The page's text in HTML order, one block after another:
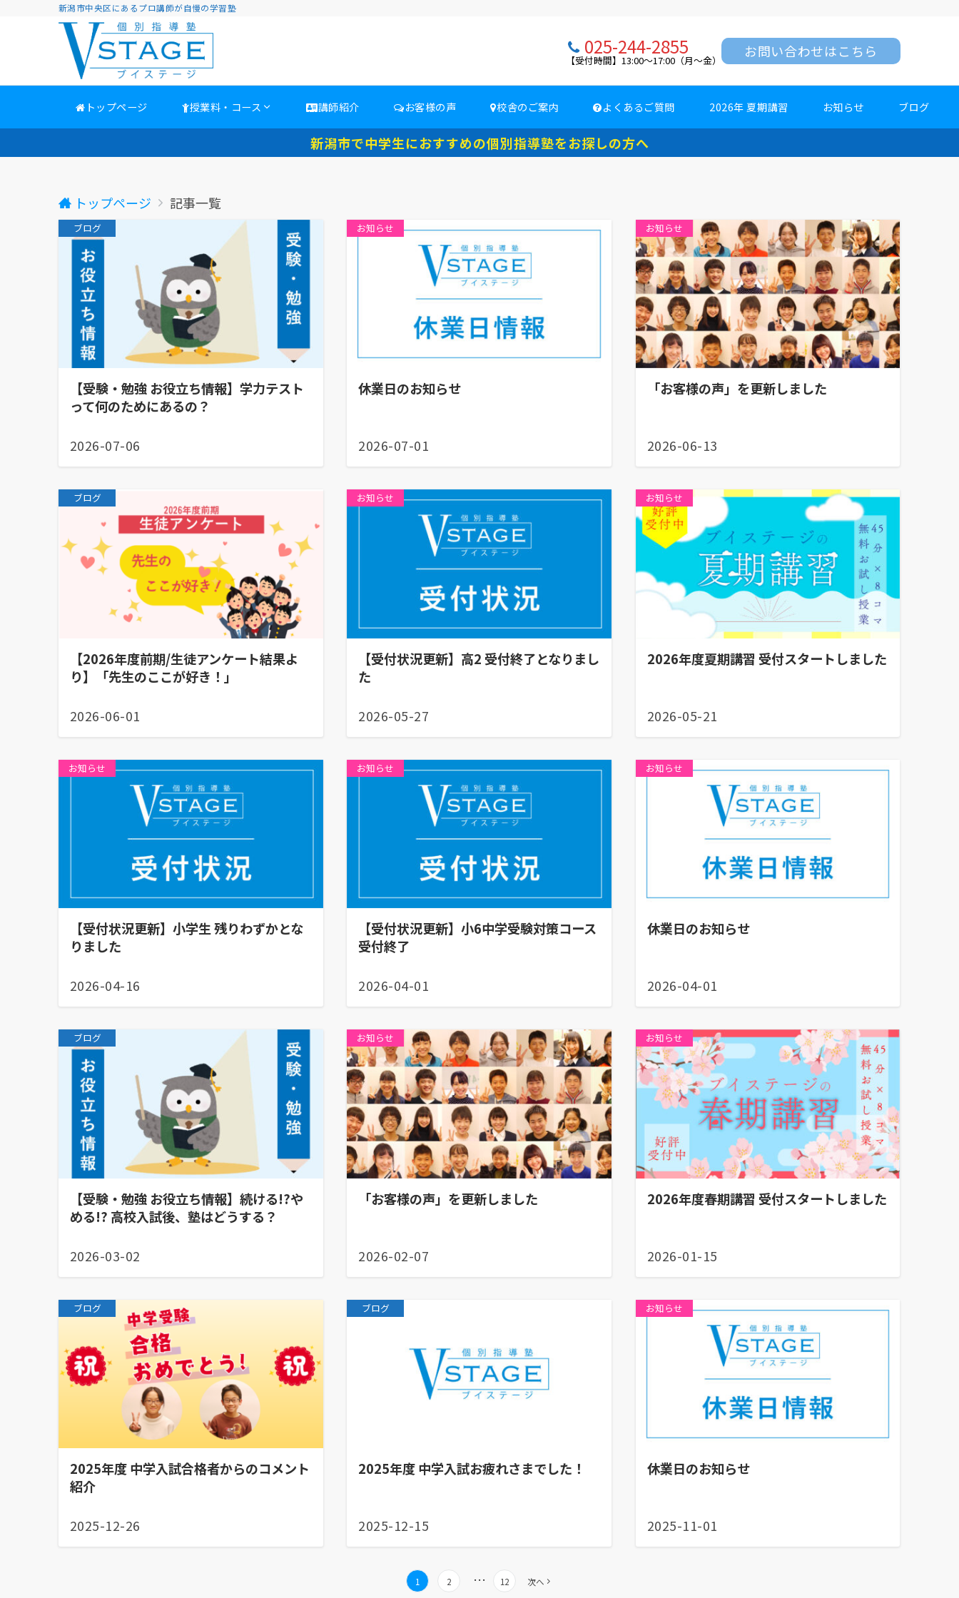
新潟市中央区にあるプロ講師が自慢の学習塾
025-244-2855
【受付時間】13:00～17:00（月～金）
お問い合わせはこちら
トップページ 授業料・コース 講師紹介 お客様の声 校舎のご案内 よくあるご質問 2026年 夏期講習 お知らせ ブログ
新潟市で中学生におすすめの個別指導塾をお探しの方へ
トップページ 記事一覧
ブログ
【受験・勉強 お役立ち情報】学力テスト
って何のためにあるの？
2026-07-06
お知らせ
休業日のお知らせ
2026-07-01
お知らせ
「お客様の声」を更新しました
2026-06-13
ブログ
【2026年度前期/生徒アンケート結果よ
り】「先生のここが好き！」
2026-06-01
お知らせ
【受付状況更新】高2 受付終了となりまし
た
2026-05-27
お知らせ
2026年度夏期講習 受付スタートしました
2026-05-21
お知らせ
【受付状況更新】小学生 残りわずかとな
りました
2026-04-16
お知らせ
【受付状況更新】小6中学受験対策コース
受付終了
2026-04-01
お知らせ
休業日のお知らせ
2026-04-01
ブログ
【受験・勉強 お役立ち情報】続ける!?や
める!? 高校入試後、塾はどうする？
2026-03-02
お知らせ
「お客様の声」を更新しました
2026-02-07
お知らせ
2026年度春期講習 受付スタートしました
2026-01-15
ブログ
2025年度 中学入試合格者からのコメント
紹介
2025-12-26
ブログ
2025年度 中学入試お疲れさまでした！
2025-12-15
お知らせ
休業日のお知らせ
2025-11-01
1 2 … 12 次へ